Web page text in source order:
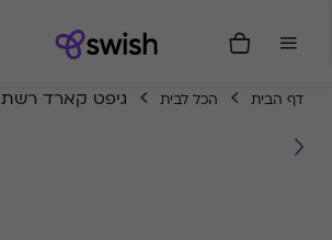
דף הבית הכל לבית גיפט קארד רשת FOX HOME